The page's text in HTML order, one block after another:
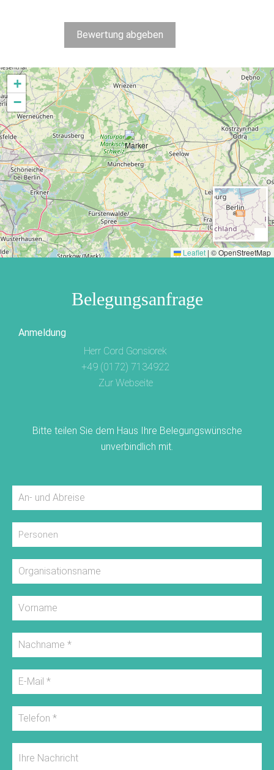
Bewertung abgeben
+
−
Leaflet | © OpenStreetMap
Belegungsanfrage
Anmeldung
Herr Cord Gonsiorek
+49 (0172) 7134922
Zur Webseite
Bitte teilen Sie dem Haus Ihre Belegungswünsche
unverbindlich mit.